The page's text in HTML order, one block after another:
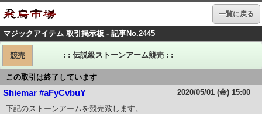
一覧に戻る
マジックアイテム 取引掲示板 - 記事No.2445
競売 : : 伝説級ストーンアーム競売 : :
この取引は終了しています
Shiemar #aFyCvbuY
2020/05/01 (金) 15:00
下記のストーンアームを競売致します。